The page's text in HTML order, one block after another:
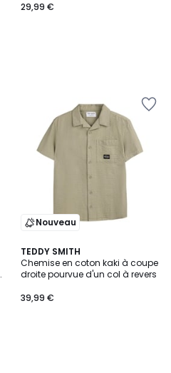
29,99 €
Nouveau
TEDDY SMITH
Chemise en coton kaki à coupe
droite pourvue d'un col à revers
39,99 €